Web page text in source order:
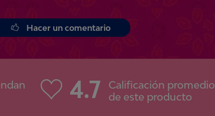
Hacer un comentario
4.7
Calificación promedio
de este producto